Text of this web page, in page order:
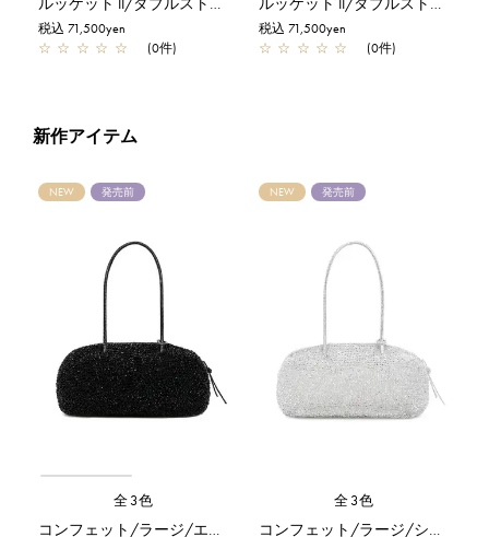
税込 71,500yen
☆ ☆ ☆ ☆ ☆ (0件)
税込 71,500yen
☆ ☆ ☆ ☆ ☆ (0件)
新作アイテム
NEW 発売前
全3色
コンフェット/ラージ/エナメルブラック
NEW 発売前
全3色
コンフェット/ラージ/シルバー